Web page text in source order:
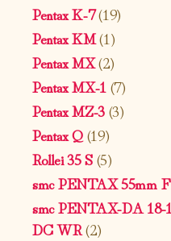
Pentax K-7(19)
Pentax KM(1)
Pentax MX(2)
Pentax MX-1 (7)
Pentax MZ-3(3)
Pentax Q(19)
Rollei 35 S(5)
smc PENTAX 55mm
smc PENTAX-DA
DC WR(2)